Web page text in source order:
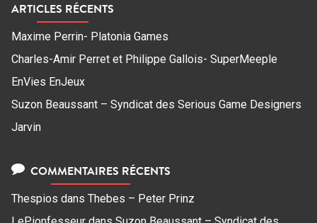
ARTICLES RÉCENTS
Maxime Perrin- Platonia Games
Charles-Amir Perret et Philippe Gallois- SuperMeeple
EnVies EnJeux
Suzon Beaussant – Syndicat des Serious Game Designers
Jarvin
COMMENTAIRES RÉCENTS
Thespios dans Thebes – Peter Prinz